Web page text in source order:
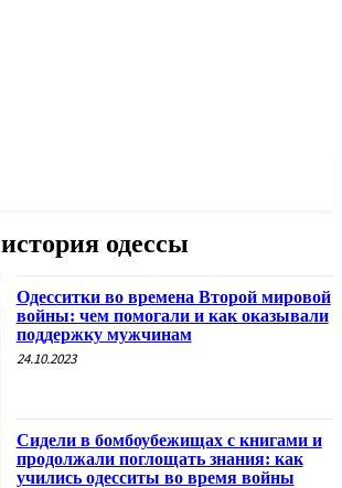
история одессы
Одесситки во времена Второй мировой
войны: чем помогали и как оказывали
поддержку мужчинам
24.10.2023
Сидели в бомбоубежищах с книгами и
продолжали поглощать знания: как
учились одесситы во время войны